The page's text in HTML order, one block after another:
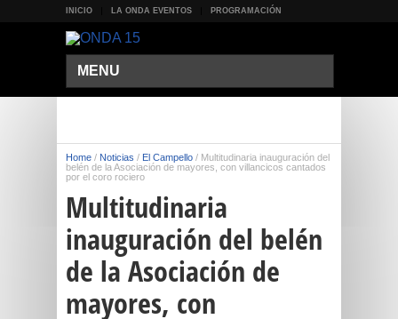
INICIO LA ONDA EVENTOS PROGRAMACIÓN
MENU
Home / Noticias / El Campello / Multitudinaria inauguración del
belén de la Asociación de mayores, con villancicos cantados
por el coro rociero
Multitudinaria
inauguración del belén
de la Asociación de
mayores, con